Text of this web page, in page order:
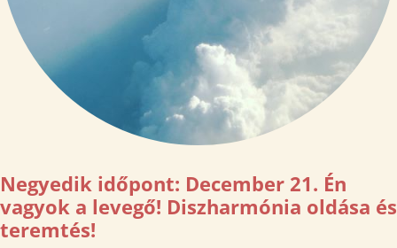
Negyedik időpont: December 21. Én
vagyok a levegő! Diszharmónia oldása és
teremtés!